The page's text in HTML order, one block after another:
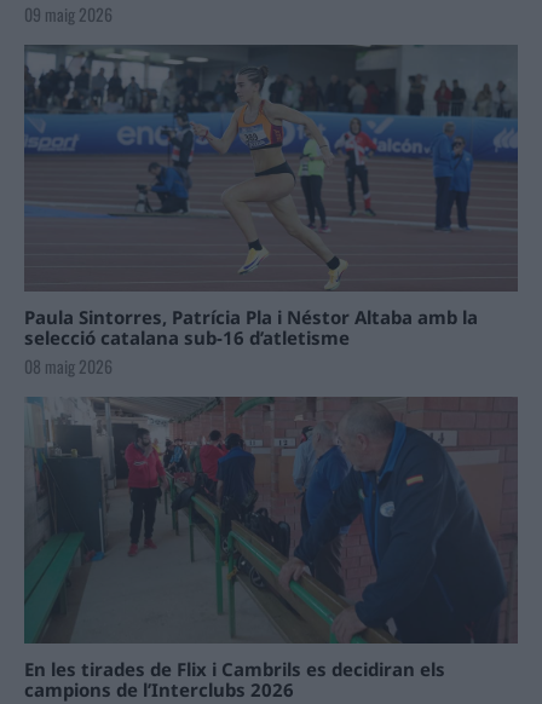
09 maig 2026
Paula Sintorres, Patrícia Pla i Néstor Altaba amb la
selecció catalana sub-16 d’atletisme
08 maig 2026
En les tirades de Flix i Cambrils es decidiran els
campions de l’Interclubs 2026